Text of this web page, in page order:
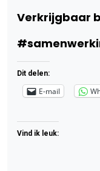
Verkrijgbaar
Dit delen:
E-mail
Vind ik leuk: